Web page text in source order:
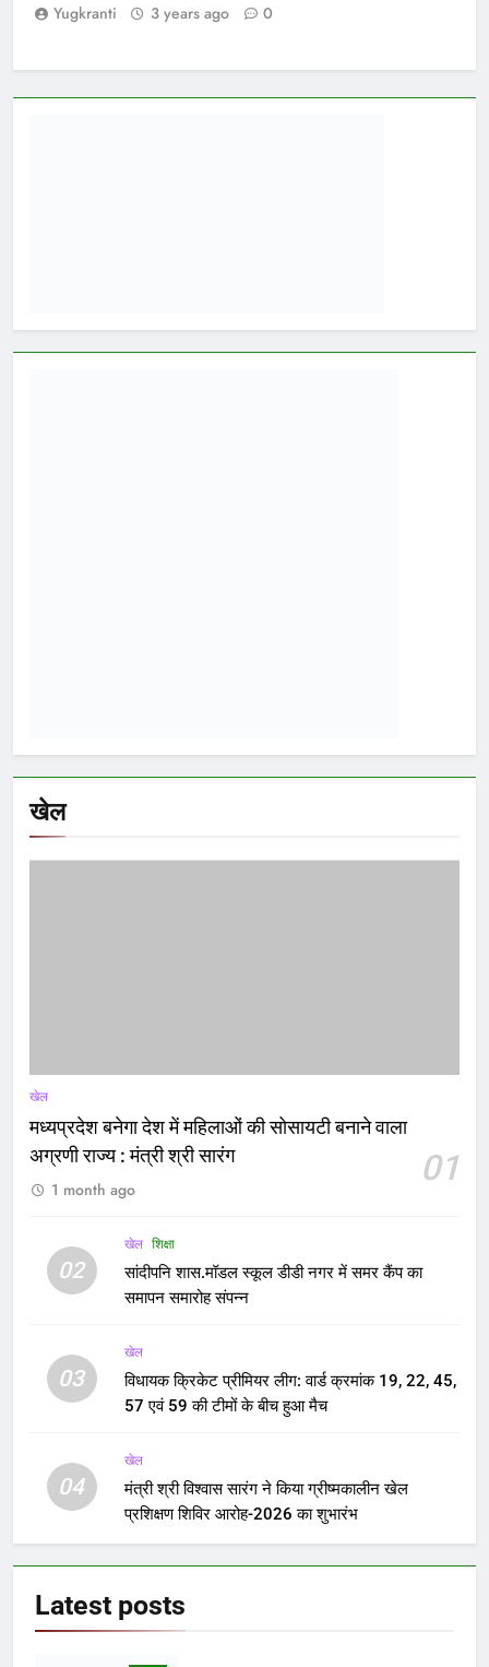
Yugkranti 3 years ago 0
खेल
खेल
मध्यप्रदेश बनेगा देश में महिलाओं की सोसायटी बनाने वाला
अग्रणी राज्य : मंत्री श्री सारंग
01
1 month ago
02
खेल शिक्षा
सांदीपनि शास.मॉडल स्कूल डीडी नगर में समर कैंप का
समापन समारोह संपन्न
03
खेल
विधायक क्रिकेट प्रीमियर लीग: वार्ड क्रमांक 19, 22, 45,
57 एवं 59 की टीमों के बीच हुआ मैच
04
खेल
मंत्री श्री विश्वास सारंग ने किया ग्रीष्मकालीन खेल
प्रशिक्षण शिविर आरोह-2026 का शुभारंभ
Latest posts